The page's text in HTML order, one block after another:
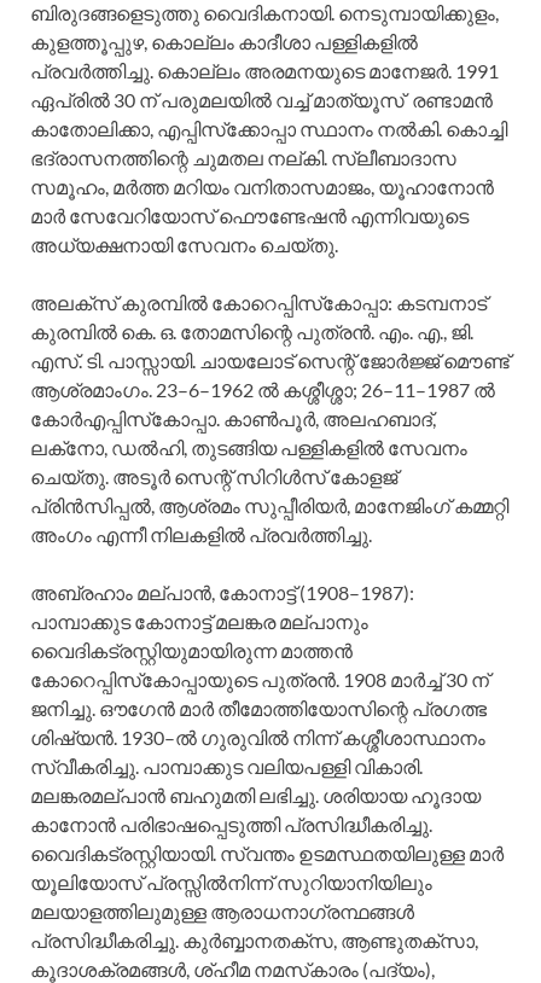
ബിരുദങ്ങളെടുത്തു വൈദികനായി. നെടുമ്പായിക്കുളം,
കുളത്തൂപ്പുഴ, കൊല്ലം കാദീശാ പള്ളികളില്‍
പ്രവര്‍ത്തിച്ചു. കൊല്ലം അരമനയുടെ മാനേജര്‍. 1991
ഏപ്രില്‍ 30 ന്‌ പരുമലയില്‍ വച്ച്‌ മാത്യൂസ്‌ രണ്ടാമന്‍
കാതോലിക്കാ, എപ്പിസ്‌ക്കോപ്പാ സ്ഥാനം നല്‍കി. കൊച്ചി
ഭദ്രാസനത്തിന്റെ ചുമതല നല്‌കി. സ്ലീബാദാസ
സമൂഹം, മര്‍ത്ത മറിയം വനിതാസമാജം, യൂഹാനോന്‍
മാര്‍ സേവേറിയോസ്‌ ഫൌണ്ടേഷന്‍ എന്നിവയുടെ
അധ്യക്ഷനായി സേവനം ചെയ്‌തു.
അലക്‌സ്‌ കുരമ്പില്‍ കോറെപ്പിസ്‌കോപ്പാ: കടമ്പനാട്‌
കുരമ്പില്‍ കെ. ഒ. തോമസിന്റെ പുത്രന്‍. എം. എ., ജി.
എസ്‌. ടി. പാസ്സായി. ചായലോട്‌ സെന്റ്‌ ജോര്‍ജ്ജ്‌ മൌണ്ട്‌
ആശ്രമാംഗം. 23–6–1962 ല്‍ കശ്ശീശ്ശാ; 26–11–1987 ല്‍
കോര്‍എപ്പിസ്‌കോപ്പാ. കാണ്‍പൂര്‍, അലഹബാദ്‌,
ലക്‌നോ, ഡല്‍ഹി, തുടങ്ങിയ പള്ളികളില്‍ സേവനം
ചെയ്‌തു. അടൂര്‍ സെന്റ്‌ സിറിള്‍സ്‌ കോളജ്‌
പ്രിന്‍സിപ്പല്‍, ആശ്രമം സുപ്പീരിയര്‍, മാനേജിംഗ്‌ കമ്മറ്റി
അംഗം എന്നീ നിലകളില്‍ പ്രവര്‍ത്തിച്ചു.
അബ്രഹാം മല്‌പാന്‍, കോനാട്ട്‌ (1908–1987):
പാമ്പാക്കുട കോനാട്ട്‌ മലങ്കര മല്‌പാനും
വൈദികട്രസ്റ്റിയുമായിരുന്ന മാത്തന്‍
കോറെപ്പിസ്‌കോപ്പായുടെ പുത്രന്‍. 1908 മാര്‍ച്ച്‌ 30 ന്‌
ജനിച്ചു. ഔഗേന്‍ മാര്‍ തീമോത്തിയോസിന്റെ പ്രഗത്ഭ
ശിഷ്യന്‍. 1930–ല്‍ ഗുരുവില്‍ നിന്ന്‌ കശ്ശീശാസ്ഥാനം
സ്വീകരിച്ചു. പാമ്പാക്കുട വലിയപള്ളി വികാരി.
മലങ്കരമല്‌പാന്‍ ബഹുമതി ലഭിച്ചു. ശരിയായ ഹൂദായ
കാനോന്‍ പരിഭാഷപ്പെടുത്തി പ്രസിദ്ധീകരിച്ചു.
വൈദികട്രസ്റ്റിയായി. സ്വന്തം ഉടമസ്ഥതയിലുള്ള മാര്‍
യൂലിയോസ്‌ പ്രസ്സില്‍നിന്ന്‌ സുറിയാനിയിലും
മലയാളത്തിലുമുള്ള ആരാധനാഗ്രന്ഥങ്ങള്‍
പ്രസിദ്ധീകരിച്ചു. കുര്‍ബ്ബാനതക്‌സ, ആണ്ടുതക്‌സാ,
കൂദാശക്രമങ്ങള്‍, ശ്‌ഹീമ നമസ്‌കാരം (പദ്യം),